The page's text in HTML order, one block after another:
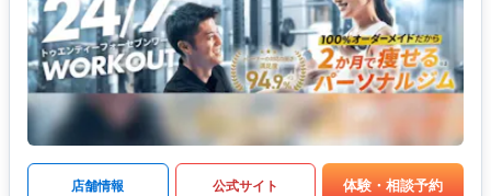
店舗情報 公式サイト 体験・相談予約